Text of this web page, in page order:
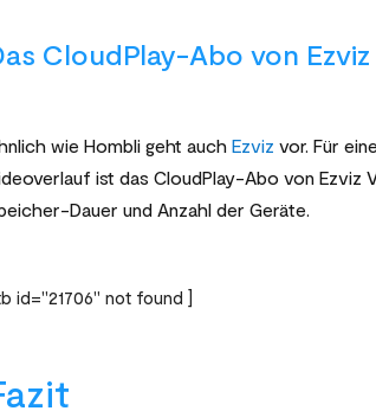
CloudPlay-Abo von Ezviz
wie Hombli geht auch Ezviz vor. Für
ist das CloudPlay-Abo von Ezviz
Dauer und Anzahl der Geräte.
id="21706" not found ]